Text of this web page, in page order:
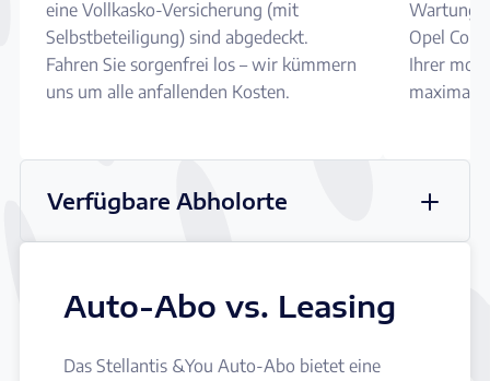
eine Vollkasko-Versicherung (mit
Selbstbeteiligung) sind abgedeckt.
Fahren Sie sorgenfrei los – wir kümmern
uns um alle anfallenden Kosten.
Opel
Ihrer
maximale
Verfügbare Abholorte
Auto-Abo vs. Leasing
Das Stellantis &You Auto-Abo bietet eine